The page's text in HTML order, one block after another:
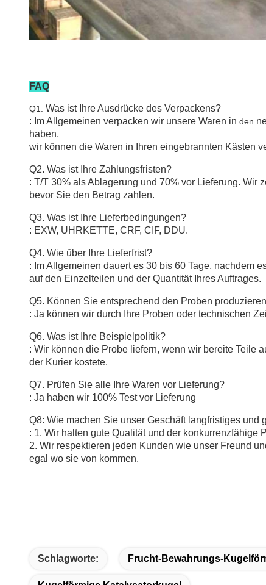
FAQ
Q1. Was ist Ihre Ausdrücke des Verpackens?
: Im Allgemeinen verpacken wir unsere Waren in den
haben,
wir können die Waren in Ihren eingebrannten Kästen
Q2. Was ist Ihre Zahlungsfristen?
: T/T 30% als Ablagerung und 70% vor Lieferung. Wir
bevor Sie den Betrag zahlen.
Q3. Was ist Ihre Lieferbedingungen?
: EXW, UHRKETTE, CRF, CIF, DDU.
Q4. Wie über Ihre Lieferfrist?
: Im Allgemeinen dauert es 30 bis 60 Tage, nachdem
auf den Einzelteilen und der Quantität Ihres Auftrages.
Q5. Können Sie entsprechend den Proben
: Ja können wir durch Ihre Proben oder technischen
Q6. Was ist Ihre Beispielpolitik?
: Wir können die Probe liefern, wenn wir bereite Teile
der Kurier kostete.
Q7. Prüfen Sie alle Ihre Waren vor Lieferung?
: Ja haben wir 100% Test vor Lieferung
Q8: Wie machen Sie unser Geschäft langfristiges und
: 1. Wir halten gute Qualität und der konkurrenzfähige
2. Wir respektieren jeden Kunden wie unser Freund
egal wo sie von kommen.
Schlagworte: Frucht-Bewahrungs-